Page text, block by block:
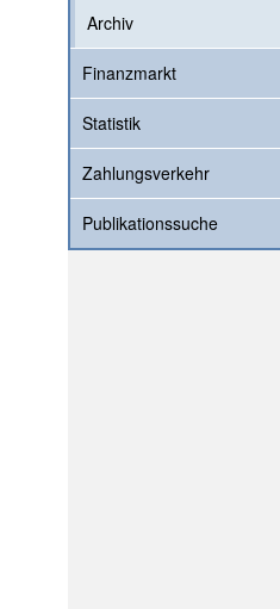
Archiv
Finanzmarkt
Statistik
Zahlungsverkehr
Publikationssuche